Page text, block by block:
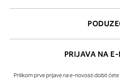
PRIJAVA NA
Prilikom prve prijave na e-novosti dobit